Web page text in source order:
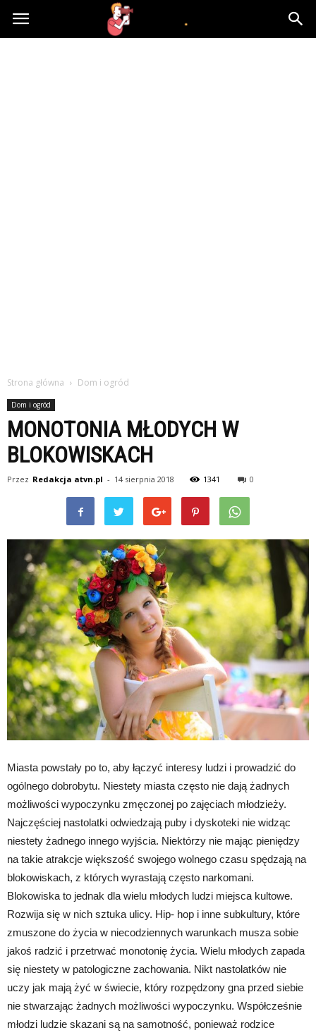
atvn.pl
Strona główna Dom i ogród
Dom i ogród
MONOTONIA MŁODYCH W
BLOKOWISKACH
Przez Redakcja atvn.pl - 14 sierpnia 2018 1341 0
Miasta powstały po to, aby łączyć interesy ludzi i prowadzić do
ogólnego dobrobytu. Niestety miasta często nie dają żadnych
możliwości wypoczynku zmęczonej po zajęciach młodzieży.
Najczęściej nastolatki odwiedzają puby i dyskoteki nie widząc
niestety żadnego innego wyjścia. Niektórzy nie mając pieniędzy
na takie atrakcje większość swojego wolnego czasu spędzają na
blokowiskach, z których wyrastają często narkomani.
Blokowiska to jednak dla wielu młodych ludzi miejsca kultowe.
Rozwija się w nich sztuka ulicy. Hip- hop i inne subkultury, które
zmuszone do życia w niecodziennych warunkach musza sobie
jakoś radzić i przetrwać monotonię życia. Wielu młodych zapada
się niestety w patologiczne zachowania. Nikt nastolatków nie
uczy jak mają żyć w świecie, który rozpędzony gna przed siebie
nie stwarzając żadnych możliwości wypoczynku. Współcześnie
młodzi ludzie skazani są na samotność, ponieważ rodzice